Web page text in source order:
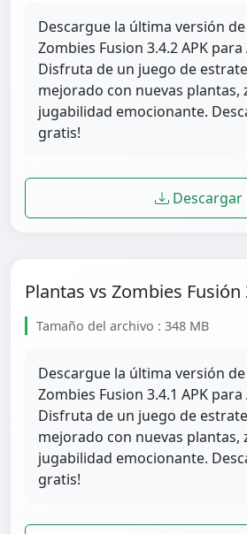
Descargue la última versión
Zombies Fusion 3.4.2 APK
Disfruta de un juego de
mejorado con nuevas plantas,
jugabilidad emocionante.
gratis!
Descargar
Plantas vs Zombies Fusión
Tamaño del archivo : 348 MB
Descargue la última versión
Zombies Fusion 3.4.1 APK
Disfruta de un juego de
mejorado con nuevas plantas,
jugabilidad emocionante.
gratis!